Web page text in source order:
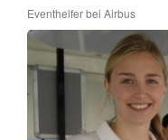
Eventhelfer bei Airbus